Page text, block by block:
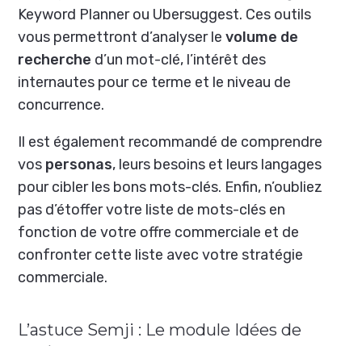
Keyword Planner ou Ubersuggest. Ces outils
vous permettront d’analyser levolume de
recherche d’un mot-clé, l’intérêt des
internautes pour ce terme et le niveau de
concurrence.
Il est également recommandé de comprendre
vos personas, leurs besoins et leurs langages
pour cibler les bons mots-clés. Enfin, n’oubliez
pas d’étoffer votre liste de mots-clés en
fonction de votre offre commerciale et de
confronter cette liste avec votre stratégie
commerciale.
L’astuce Semji : Le module Idées de